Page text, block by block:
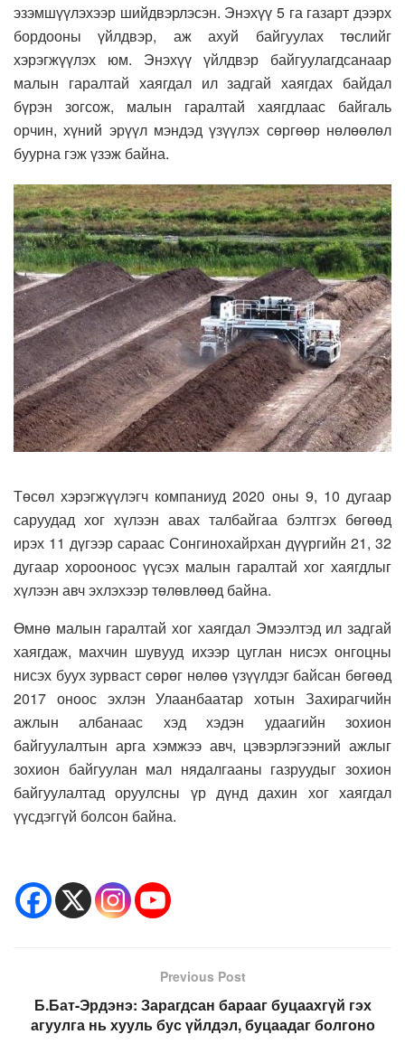
эзэмшүүлэхээр шийдвэрлэсэн. Энэхүү 5 га газарт дээрх
бордооны үйлдвэр, аж ахуй байгуулах төслийг
хэрэгжүүлэх юм. Энэхүү үйлдвэр байгуулагдсанаар
малын гаралтай хаягдал ил задгай хаягдах байдал
бүрэн зогсож, малын гаралтай хаягдлаас байгаль
орчин, хүний эрүүл мэндэд үзүүлэх сөргөөр нөлөөлөл
буурна гэж үзэж байна.
Төсөл хэрэгжүүлэгч компаниуд 2020 оны 9, 10 дугаар
саруудад хог хүлээн авах талбайгаа бэлтгэх бөгөөд
ирэх 11 дүгээр сараас Сонгинохайрхан дүүргийн 21, 32
дугаар хорооноос үүсэх малын гаралтай хог хаягдлыг
хүлээн авч эхлэхээр төлөвлөөд байна.
Өмнө малын гаралтай хог хаягдал Эмээлтэд ил задгай
хаягдаж, махчин шувууд ихээр цуглан нисэх онгоцны
нисэх буух зурваст сөрөг нөлөө үзүүлдэг байсан бөгөөд
2017 оноос эхлэн Улаанбаатар хотын Захирагчийн
ажлын албанаас хэд хэдэн удаагийн зохион
байгуулалтын арга хэмжээ авч, цэвэрлэгээний ажлыг
зохион байгуулан мал нядалгааны газруудыг зохион
байгуулалтад оруулсны үр дүнд дахин хог хаягдал
үүсдэггүй болсон байна.
Previous Post
Б.Бат-Эрдэнэ: Зарагдсан барааг буцаахгүй гэх
агуулга нь хууль бус үйлдэл, буцаадаг болгоно